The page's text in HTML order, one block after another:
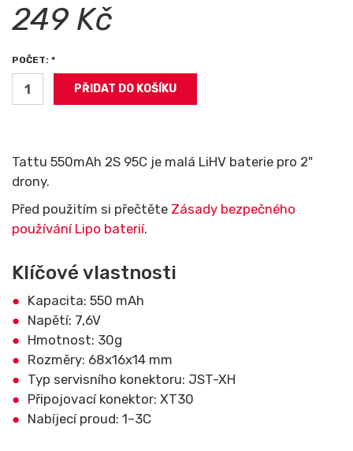
249 Kč
POČET: *
Tattu 550mAh 2S 95C je malá LiHV baterie pro 2"
drony.
Před použitím si přečtěte Zásady bezpečného
používání Lipo baterií.
Klíčové vlastnosti
Kapacita: 550 mAh
Napětí: 7,6V
Hmotnost: 30g
Rozměry: 68x16x14 mm
Typ servisního konektoru: JST-XH
Připojovací konektor: XT30
Nabíjecí proud: 1–3C